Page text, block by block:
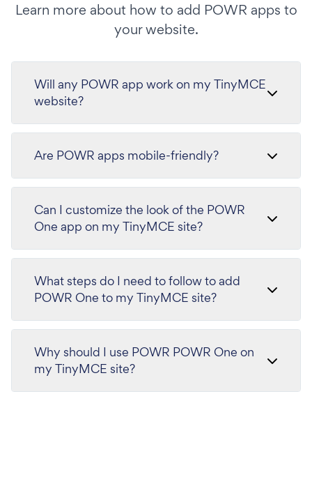
Learn more about how to add POWR apps to
your website.
Will any POWR app work on my TinyMCE
website?
Are POWR apps mobile-friendly?
Can I customize the look of the POWR
One app on my TinyMCE site?
What steps do I need to follow to add
POWR One to my TinyMCE site?
Why should I use POWR POWR One on
my TinyMCE site?